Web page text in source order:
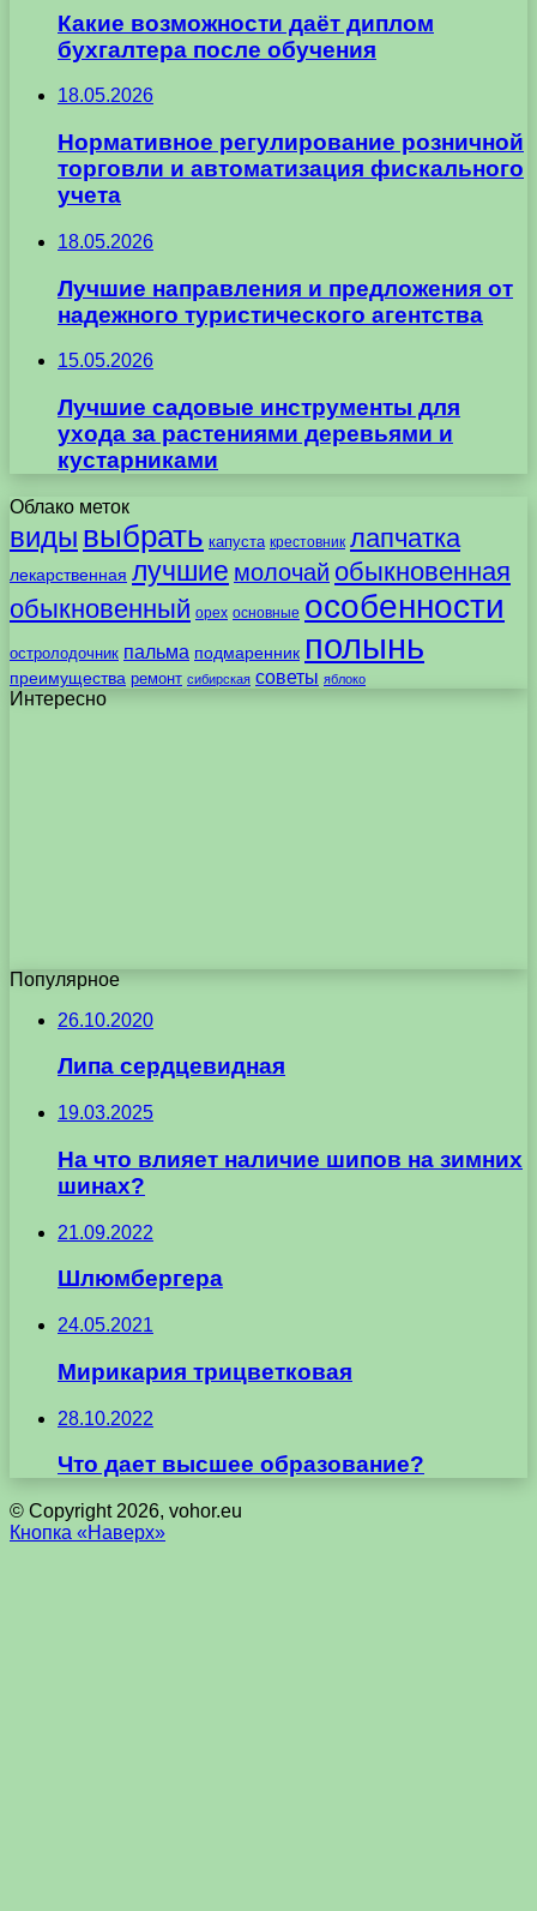
Какие возможности даёт диплом
бухгалтера после обучения
18.05.2026
Нормативное регулирование розничной
торговли и автоматизация фискального
учета
18.05.2026
Лучшие направления и предложения от
надежного туристического агентства
15.05.2026
Лучшие садовые инструменты для
ухода за растениями деревьями и
кустарниками
Облако меток
виды выбрать капуста крестовник лапчатка
лекарственная лучшие молочай обыкновенная
обыкновенный орех основные особенности
остролодочник пальма подмаренник полынь
преимущества ремонт сибирская советы яблоко
Интересно
Популярное
26.10.2020
Липа сердцевидная
19.03.2025
На что влияет наличие шипов на зимних
шинах?
21.09.2022
Шлюмбергера
24.05.2021
Мирикария трицветковая
28.10.2022
Что дает высшее образование?
© Copyright 2026, vohor.eu
Кнопка «Наверх»